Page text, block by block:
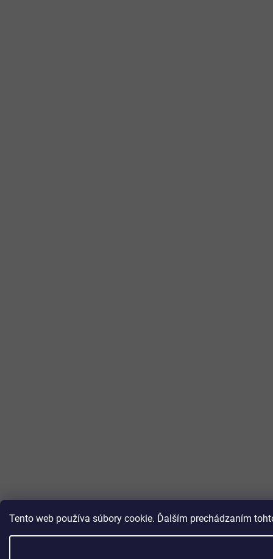
Tento web používa súbory cookie. Ďalším prechádzaním